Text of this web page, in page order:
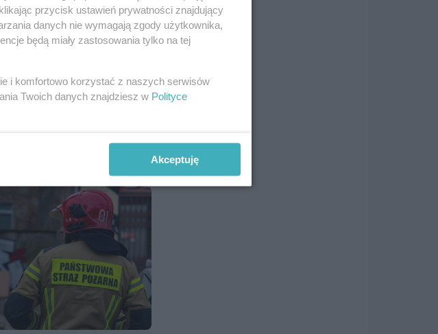
Udostępnij
przycisk ustawień prywatności znajdujący
danych nie wymagają zgody użytkownika,
będą miały zastosowania tylko na tej
i komfortowo korzystać z naszych serwisów
Twoich danych znajdziesz w Polityce
Akceptuję